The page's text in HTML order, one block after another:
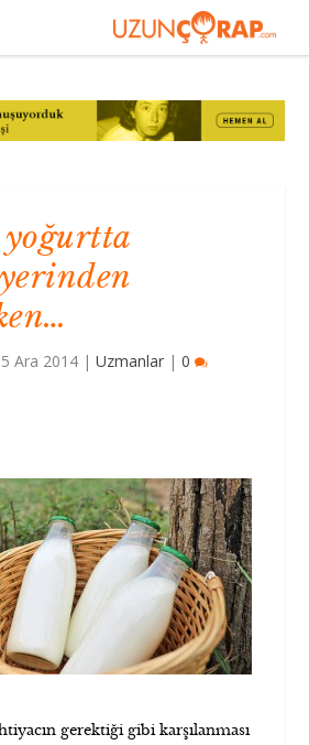
yoğurtta
5 Ara 2014 |Uzmanlar |0
gerektiği gibi karşılanması